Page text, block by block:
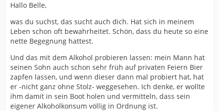
Hallo Belle,
was du suchst, das sucht auch dich. Hat sich in meinem
Leben schon oft bewahrheitet. Schön, dass du heute so eine
nette Begegnung hattest.
Und das mit dem Alkohol probieren lassen: mein Mann hat
seinen Sohn auch schon sehr früh auf privaten Feiern Bier
zapfen lassen, und wenn dieser dann mal probiert hat, hat
er -nicht ganz ohne Stolz- weggesehen. Ich denke, er wollte
ihm damit in sein Boot holen und vermitteln, dass sein
eigener Alkoholkonsum völlig in Ordnung ist.